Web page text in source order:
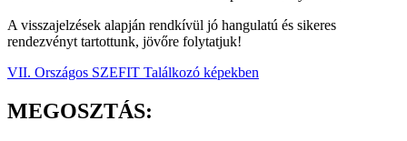
A visszajelzések alapján rendkívül jó hangulatú és sikeres
rendezvényt tartottunk, jövőre folytatjuk!
VII. Országos SZEFIT Találkozó képekben
MEGOSZTÁS: